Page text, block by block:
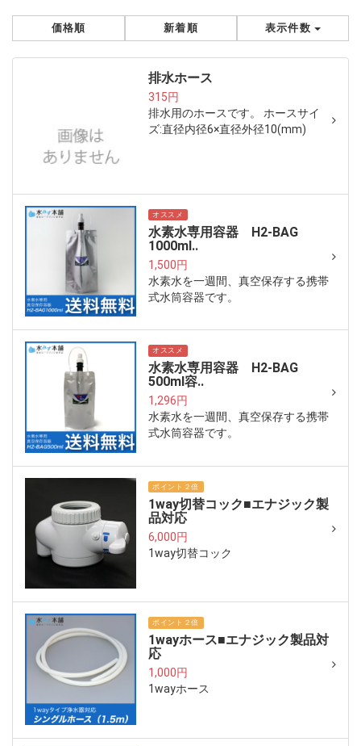
価格順 新着順 表示件数
排水ホース
315円
排水用のホースです。 ホースサイ
ズ:直径内径6×直径外径10(mm)
オススメ
水素水専用容器 H2-BAG
1000ml..
1,500円
水素水を一週間、真空保存する携帯
式水筒容器です。
オススメ
水素水専用容器 H2-BAG
500ml容..
1,296円
水素水を一週間、真空保存する携帯
式水筒容器です。
ポイント２倍
1way切替コック■エナジック製
品対応
6,000円
1way切替コック
ポイント２倍
1wayホース■エナジック製品対
応
1,000円
1wayホース